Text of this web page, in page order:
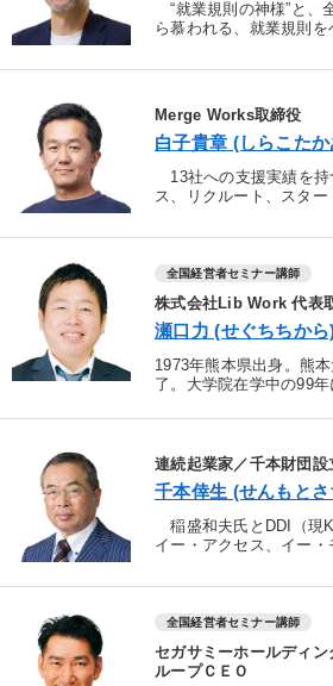
“就業規則の神様”と、
ら慕われる、就業規則
これまで1000社を支援
Merge Works取締役
白子貴章 (しらこた
13社への支援実績を持
ス、リクルート、スタ
ルタントとしてM＆Aを
全国経営者セミナー講師
株式会社Lib Work 代表
瀬口力 (せぐちちから
1973年熊本県出身。熊
了。大学院在学中の99
死去。後を継ぐために
連続起業家／千本財団設
千本倖生 (せんもと
稲盛和夫氏とDDI（現
イー・アクセス、イー
却）など、次々立上げ
全国経営者セミナー講師
セガサミーホールディ
ループＣＥＯ